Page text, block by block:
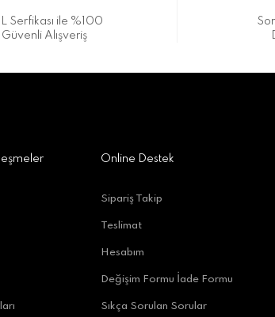
Antalya
Serfikası ile %100
Güvenli Alışveriş
Online Destek
Sipariş Takip
Teslimat
Hesabım
Değişim Formu İade Formu
Sıkça Sorulan Sorular